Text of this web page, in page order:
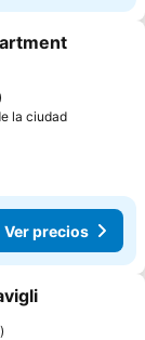
la ciudad
Ver precios